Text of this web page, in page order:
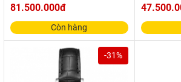
81.500.000đ
Còn hàng
-31%